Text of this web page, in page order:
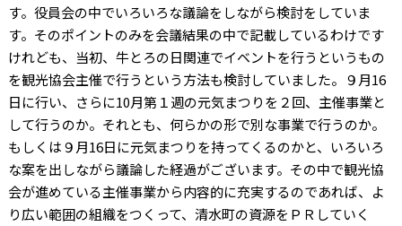
す。役員会の中でいろいろな議論をしながら検討をしていま
す。そのポイントのみを会議結果の中で記載しているわけです
けれども、当初、牛とろの日関連でイベントを行うというもの
を観光協会主催で行うという方法も検討していました。９月16
日に行い、さらに10月第１週の元気まつりを２回、主催事業と
して行うのか。それとも、何らかの形で別な事業で行うのか。
もしくは９月16日に元気まつりを持ってくるのかと、いろいろ
な案を出しながら議論した経過がございます。その中で観光協
会が進めている主催事業から内容的に充実するのであれば、よ
り広い範囲の組織をつくって、清水町の資源をＰＲしていく